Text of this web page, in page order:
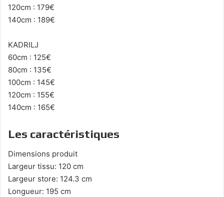
120cm : 179€
140cm : 189€
KADRILJ
60cm : 125€
80cm : 135€
100cm : 145€
120cm : 155€
140cm : 165€
Les caractéristiques
Dimensions produit
Largeur tissu: 120 cm
Largeur store: 124.3 cm
Longueur: 195 cm